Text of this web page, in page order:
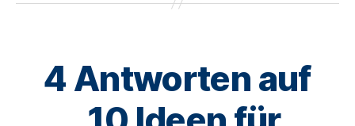
4 Antworten auf